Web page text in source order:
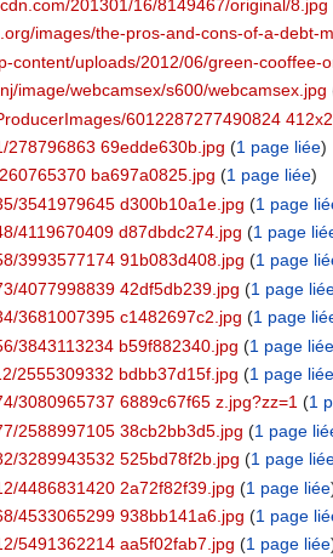
201301/16/8149467/original/8.jpg
images/the-pros-and-cons-of-a-debt-
content/uploads/2012/06/green-cooffee-
image/webcamsex/s600/webcamsex.jpg
6012287277490824
278796863 69edde630b.jpg ‏‎ (1 page liée)
ba697a0825.jpg ‏‎ (1 page liée)
3541979645 d300b10a1e.jpg ‏‎ (1 page
4119670409 d87dbdc274.jpg ‏‎ (1 page
3993577174 91b083d408.jpg ‏‎ (1 page
4077998839 42df5db239.jpg ‏‎ (1 page
3681007395 c1482697c2.jpg ‏‎ (1 page
3843113234 b59f882340.jpg ‏‎ (1 page liée
2555309332 bdbb37d15f.jpg ‏‎ (1 page liée
3080965737 6889c67f65 z.jpg?zz=1‏‎ (1
2588997105 38cb2bb3d5.jpg ‏‎ (1 page
3289943532 525bd78f2b.jpg ‏‎ (1 page
4486831420 2a72f82f39.jpg ‏‎ (1 page liée
4533065299 938bb141a6.jpg ‏‎ (1 page
5491362214 aa5f02fab7.jpg ‏‎ (1 page liée